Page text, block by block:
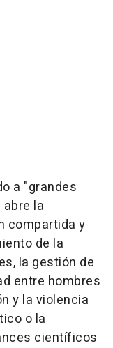
a "grandes
la
compartida y
de la
la gestión de
entre hombres
y la violencia
o la
científicos